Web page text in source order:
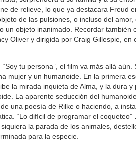
de relieve, lo que ya destacara Freud
de las pulsiones, o incluso del
un objeto inanimado. Recordar
Oliver y dirigida por Craig Gillespie,
“Soy tu persona”, el film va más allá
mujer y un humanoide. En la primera
la mirada inquieta de Alma, y la dura
La aparente seducción del
una poesía de Rilke o haciendo, a
“Lo difícil de programar el
siquiera la parada de los animales,
para la especie.